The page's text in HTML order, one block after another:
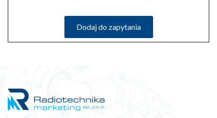
Dodaj do zapytania